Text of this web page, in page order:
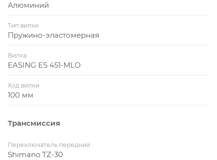
Алюминий
Тип вилки
Пружино-эластомерная
Вилка
EASING ES 451-MLO
Ход вилки
100 мм
Трансмиссия
Переключатель передний
Shimano TZ-30